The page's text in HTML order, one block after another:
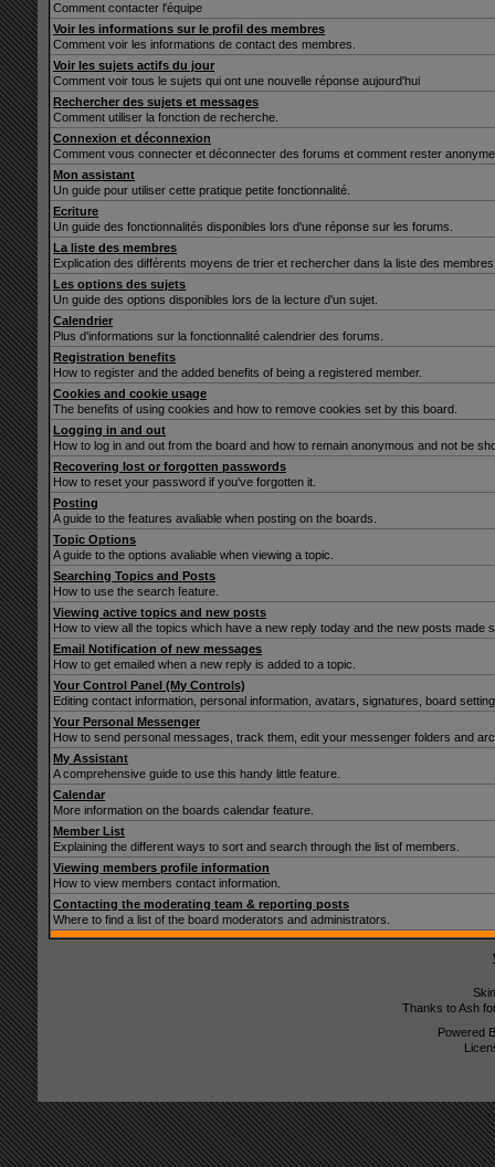
Comment contacter l'équipe
Voir les informations sur le profil des membres
Comment voir les informations de contact des membres.
Voir les sujets actifs du jour
Comment voir tous le sujets qui ont une nouvelle réponse aujourd'hui
Rechercher des sujets et messages
Comment utiliser la fonction de recherche.
Connexion et déconnexion
Comment vous connecter et déconnecter des forums et comment rester
Mon assistant
Un guide pour utiliser cette pratique petite fonctionnalité.
Ecriture
Un guide des fonctionnalités disponibles lors d'une réponse sur les forums.
La liste des membres
Explication des différents moyens de trier et rechercher dans la liste des
Les options des sujets
Un guide des options disponibles lors de la lecture d'un sujet.
Calendrier
Plus d'informations sur la fonctionnalité calendrier des forums.
Registration benefits
How to register and the added benefits of being a registered member.
Cookies and cookie usage
The benefits of using cookies and how to remove cookies set by this board.
Logging in and out
How to log in and out from the board and how to remain anonymous and not be
Recovering lost or forgotten passwords
How to reset your password if you've forgotten it.
Posting
A guide to the features avaliable when posting on the boards.
Topic Options
A guide to the options avaliable when viewing a topic.
Searching Topics and Posts
How to use the search feature.
Viewing active topics and new posts
How to view all the topics which have a new reply today and the new posts made
Email Notification of new messages
How to get emailed when a new reply is added to a topic.
Your Control Panel (My Controls)
Editing contact information, personal information, avatars, signatures, board
Your Personal Messenger
How to send personal messages, track them, edit your messenger folders and
My Assistant
A comprehensive guide to use this handy little feature.
Calendar
More information on the boards calendar feature.
Member List
Explaining the different ways to sort and search through the list of members.
Viewing members profile information
How to view members contact information.
Contacting the moderating team & reporting posts
Where to find a list of the board moderators and administrators.
Thanks to Ash
Powered